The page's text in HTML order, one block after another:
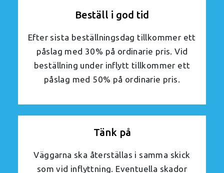
Beställ i god tid
Efter sista beställningsdag tillkommer ett
påslag med 30% på ordinarie pris. Vid
beställning under inflytt tillkommer ett
påslag med 50% på ordinarie pris.
Tänk på
Väggarna ska återställas i samma skick
som vid inflyttning. Eventuella skador